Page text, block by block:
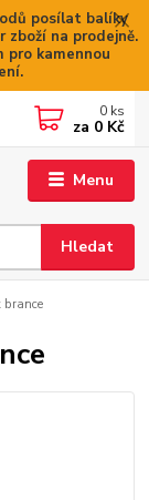
posílat balíky
zboží na prodejně.
pro kamennou
Menu
Hledat
0 ks
za 0 Kč